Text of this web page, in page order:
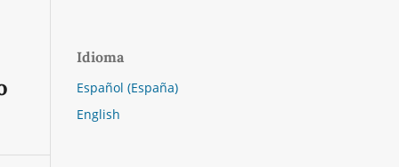
Idioma
Español (España)
English